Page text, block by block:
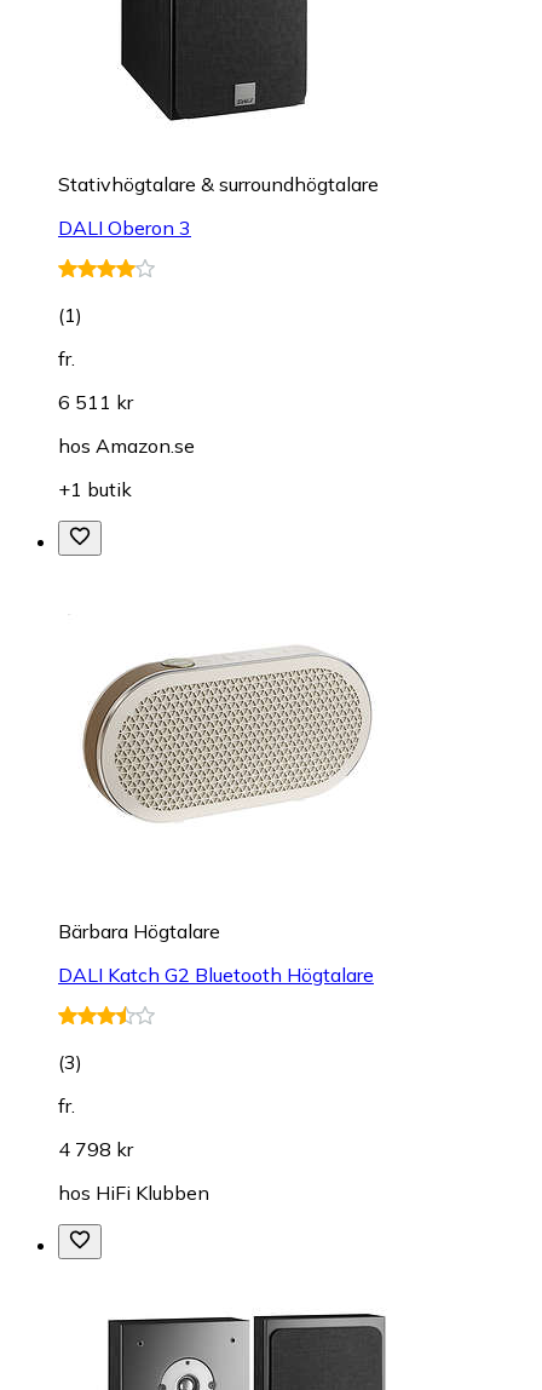
Stativhögtalare & surroundhögtalare
DALI Oberon 3
(1)
fr.
6 511 kr
hos Amazon.se
+1 butik
Bärbara Högtalare
DALI Katch G2 Bluetooth Högtalare
(3)
fr.
4 798 kr
hos HiFi Klubben